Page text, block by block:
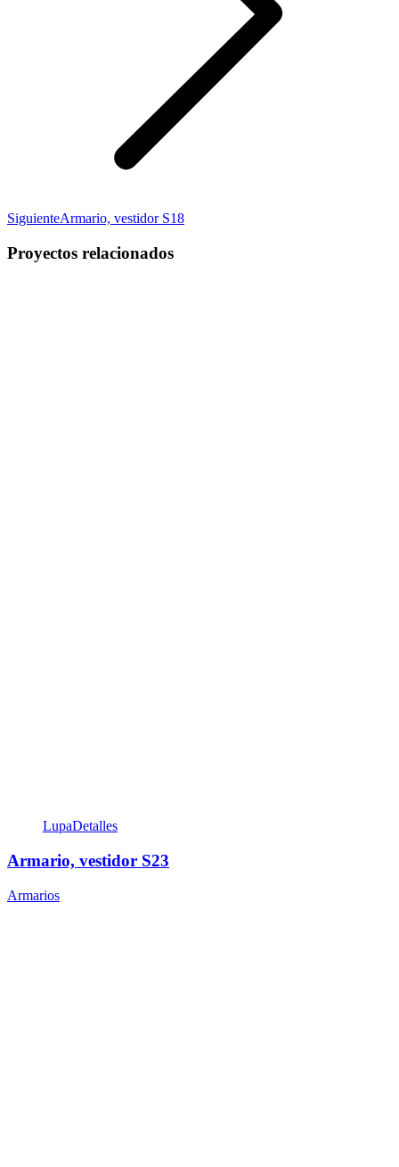
SiguienteProyecto
Armario, vestidor S18
Proyectos relacionados
LupaDetalles
Armario, vestidor S23
Armarios